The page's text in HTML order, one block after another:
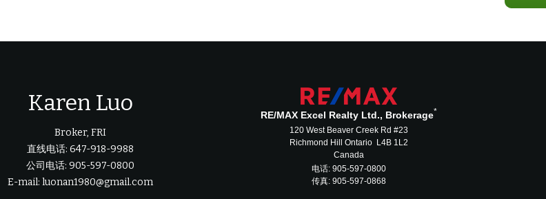
Karen Luo
Broker, FRI
直线电话: 647-918-9988
公司电话: 905-597-0800
E-mail: luonan1980@gmail.com
RE/MAX Excel Realty Ltd., Brokerage*
120 West Beaver Creek Rd #23
Richmond Hill Ontario L4B 1L2
Canada
电话: 905-597-0800
传真: 905-597-0868